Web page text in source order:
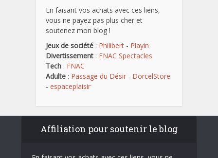
En faisant vos achats avec ces liens,
vous ne payez pas plus cher et
soutenez mon blog !
Jeux de société : Philibert - Playin
Divertissement : FNAC Spectacles
Tech : FNAC
Adulte : Passage du Désir - DorcelStore
- espaceplaisir
Affiliation pour soutenir le blog